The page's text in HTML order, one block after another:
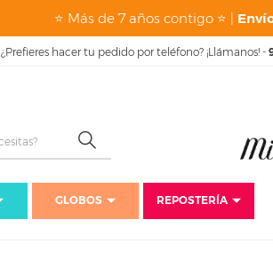
⭐ Más de 7 años contigo ⭐ |
¿Prefieres hacer tu pedido por teléfono? ¡Llámanos! -
GLOBOS
REPOSTERÍA
Inicio
Disfraces Baratos